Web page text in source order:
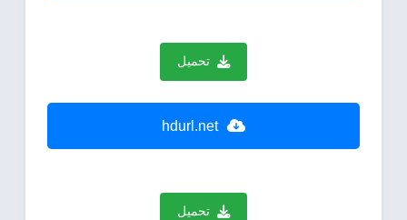
تحميل
hdurl.net
تحميل